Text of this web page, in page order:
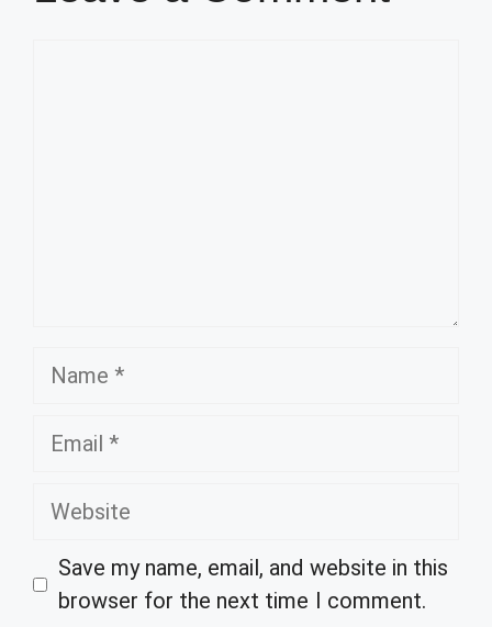
Name
Email
Website
Save my name, email, and website in this
browser for the next time I comment.